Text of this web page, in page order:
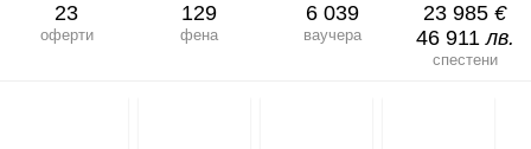
23
оферти
129
фена
6 039
ваучера
23 985 €
46 911лв.
спестени